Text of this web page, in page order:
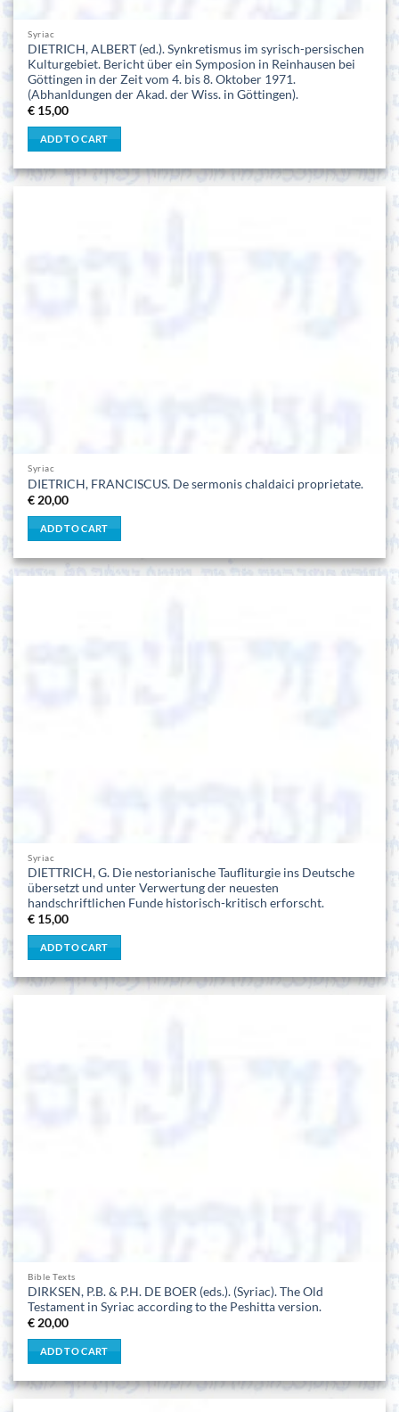
Syriac
DIETRICH, ALBERT (ed.). Synkretismus im syrisch-persischen
Kulturgebiet. Bericht über ein Symposion in Reinhausen bei
Göttingen in der Zeit vom 4. bis 8. Oktober 1971.
(Abhanldungen der Akad. der Wiss. in Göttingen).
€ 15,00
ADD TO CART
Syriac
DIETRICH, FRANCISCUS. De sermonis chaldaici proprietate.
€ 20,00
ADD TO CART
Syriac
DIETTRICH, G. Die nestorianische Taufliturgie ins Deutsche
übersetzt und unter Verwertung der neuesten
handschriftlichen Funde historisch-kritisch erforscht.
€ 15,00
ADD TO CART
Bible Texts
DIRKSEN, P.B. & P.H. DE BOER (eds.). (Syriac). The Old
Testament in Syriac according to the Peshitta version.
€20,00
ADD TO CART